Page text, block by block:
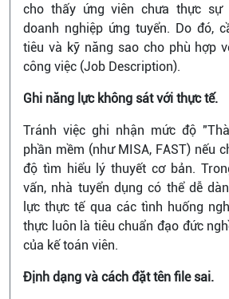
cho thấy ứng viên chưa thực sự
doanh nghiệp ứng tuyển. Do đó,
tiêu và kỹ năng sao cho phù hợp
công việc (Job Description).
Ghi năng lực không sát với thực tế.
Tránh việc ghi nhận mức độ
phần mềm (như MISA, FAST) nếu
độ tìm hiểu lý thuyết cơ bản.
vấn, nhà tuyển dụng có thể dễ
lực thực tế qua các tình huống
thực luôn là tiêu chuẩn đạo đức
của kế toán viên.
Định dạng và cách đặt tên file sai.